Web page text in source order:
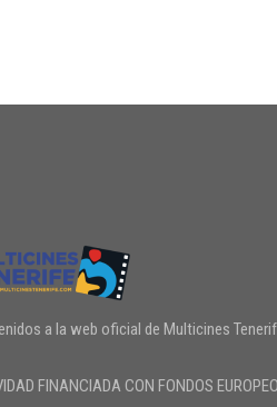
a la web oficial de Multicines
FINANCIADA CON FONDOS